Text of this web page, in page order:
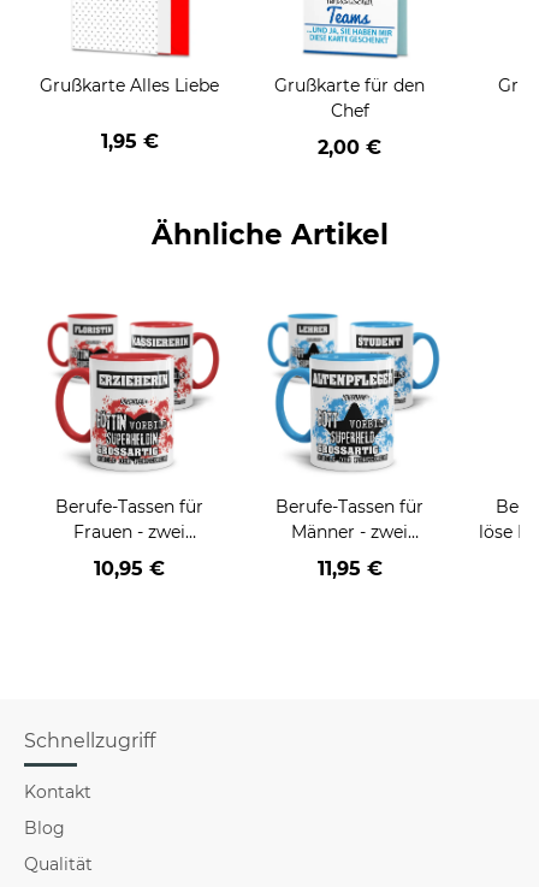
Grußkarte Alles Liebe
1,95 €
Grußkarte für den
Chef
2,00 €
Ähnliche Artikel
Berufe-Tassen für
Frauen - zwei
Farbvarianten
10,95 €
Berufe-Tassen für
Männer - zwei
Farbvarianten
11,95 €
löse
Schnellzugriff
Kontakt
Blog
Qualität